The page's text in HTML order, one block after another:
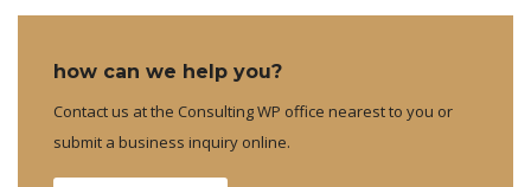
how can we help you?
Contact us at the Consulting WP office nearest to you or
submit a business inquiry online.